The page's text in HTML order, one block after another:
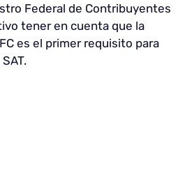
Federal de Contribuyentes
tener en cuenta que la
es el primer requisito para